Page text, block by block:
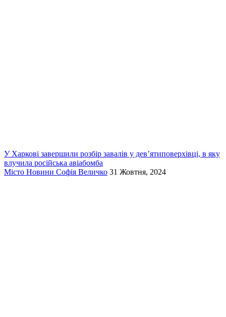
У Харкові завершили розбір завалів у дев’ятиповерхівці, в яку
влучила російська авіабомба
Місто Новини Софія Величко 31 Жовтня, 2024